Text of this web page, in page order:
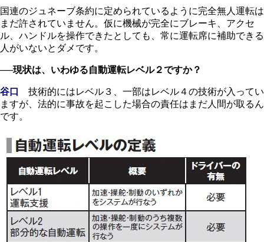
国連のジュネーブ条約に定められているように完全無人運転は
まだ許されていません。仮に機械が完全にブレーキ、アクセ
ル、ハンドルを操作できたとしても、常に運転席に補助できる
人がいないとダメです。
──現状は、いわゆる自動運転レベル２ですか？
谷口
技術的にはレベル３、一部はレベル４の技術が入ってい
ますが、法的に事故を起こした場合の責任はまだ人間が取るん
です。